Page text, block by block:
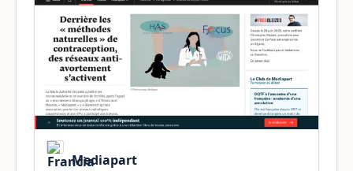
Mediapart